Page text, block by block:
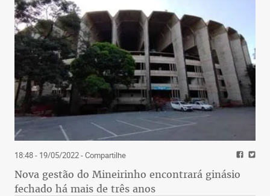
18:48 - 19/05/2022- Compartilhe
Nova gestão do Mineirinho encontrará ginásio
fechado há mais de três anos